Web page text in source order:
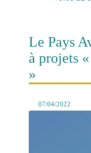
Le Pays
à projets
»
07/04/2022